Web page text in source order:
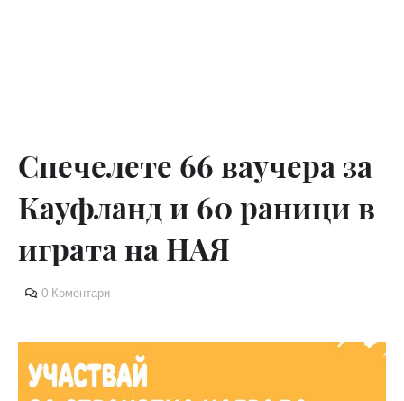
Спечелете 66 ваучера за
Кауфланд и 60 раници в
играта на НАЯ
0 Коментари